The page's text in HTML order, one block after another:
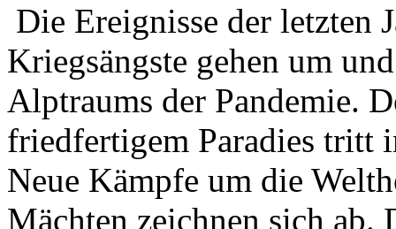
Die Ereignisse der letzten
Kriegsängste gehen um
Alptraums der Pandemie.
friedfertigem Paradies tritt
Neue Kämpfe um die
Mächten zeichnen sich